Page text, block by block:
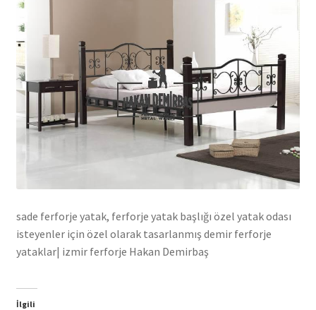
sade ferforje yatak, ferforje yatak başlığı özel yatak odası
isteyenler için özel olarak tasarlanmış demir ferforje
yataklar| izmir ferforje Hakan Demirbaş
İlgili